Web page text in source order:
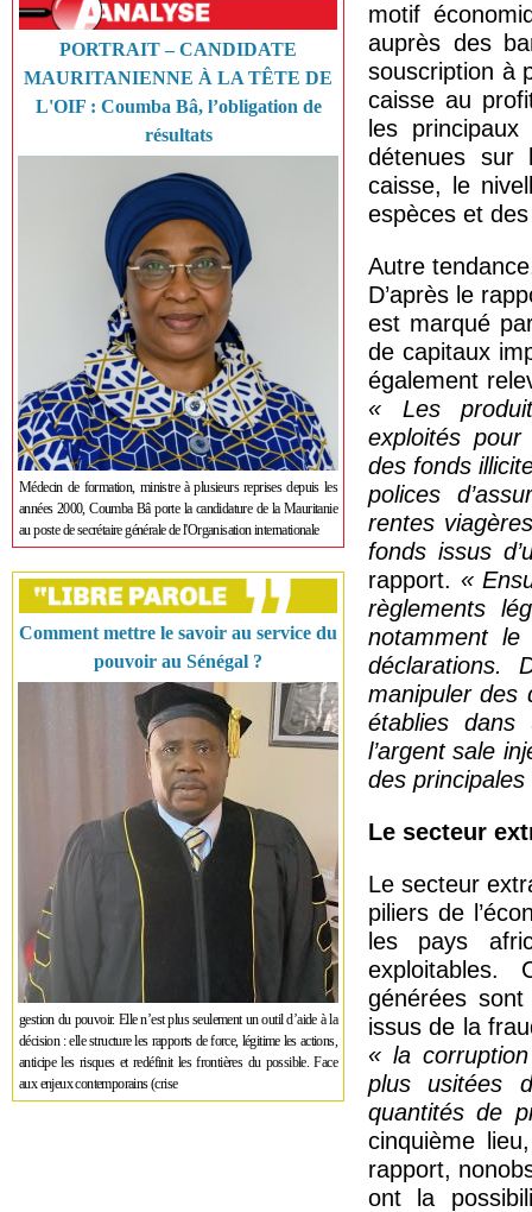
PORTRAIT – CANDIDATE
MAURITANIENNE À LA TÊTE DE
L'OIF : Coumba Bâ, l’obligation de
résultats
Médecin de formation, ministre à plusieurs reprises depuis les
années 2000, Coumba Bâ porte la candidature de la Mauritanie
au poste de secrétaire générale de l'Organisation internationale
Comment mettre le savoir au service du
pouvoir au Sénégal ?
gestion du pouvoir. Elle n’est plus seulement un outil d’aide à la
décision : elle structure les rapports de force, légitime les actions,
anticipe les risques et redéfinit les frontières du possible. Face
aux enjeux contemporains (crise
motif
auprès des
souscription à
caisse au
les
détenues sur
caisse, le
espèces et
Autre
D’après le
est marqué
de capitaux
également
« Les
exploités pour
des fonds
polices
rentes
fonds issus
rapport. «
règlements
notamment
déclarations.
manipuler des
établies dans
l’argent sale
des principales
Le secteur
Le secteur
piliers de
les pays
exploitables.
générées
issus de la
« la
plus usitées
quantités de
cinquième
rapport,
ont la